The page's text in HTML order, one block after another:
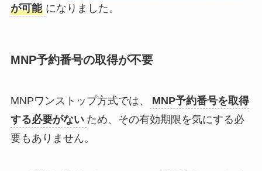
が可能 になりました。
MNP予約番号の取得が不要
MNPワンストップ方式では、
MNP予約番号を取得
する必要がない ため、その有効期限を気にする必
要もありません。